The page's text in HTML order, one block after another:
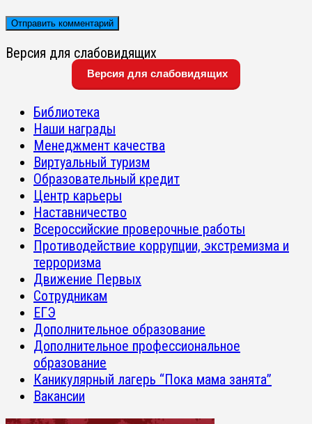
Версия для слабовидящих
Версия для слабовидящих
Библиотека
Наши награды
Менеджмент качества
Виртуальный туризм
Образовательный кредит
Центр карьеры
Наставничество
Всероссийские проверочные работы
Противодействие коррупции, экстремизма и
терроризма
Движение Первых
Сотрудникам
ЕГЭ
Дополнительное образование
Дополнительное профессиональное
образование
Каникулярный лагерь “Пока мама занята”
Вакансии